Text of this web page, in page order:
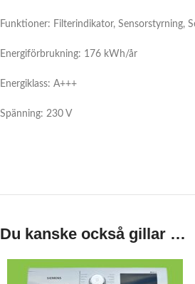
Funktioner: Filterindikator, Sensorstyrning,
Energiförbrukning: 176 kWh/år
Energiklass: A+++
Spänning: 230 V
Du kanske också gillar …